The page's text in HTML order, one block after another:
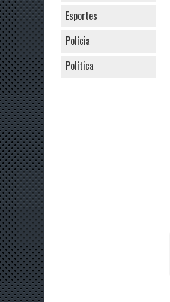
Esportes
Polícia
Política